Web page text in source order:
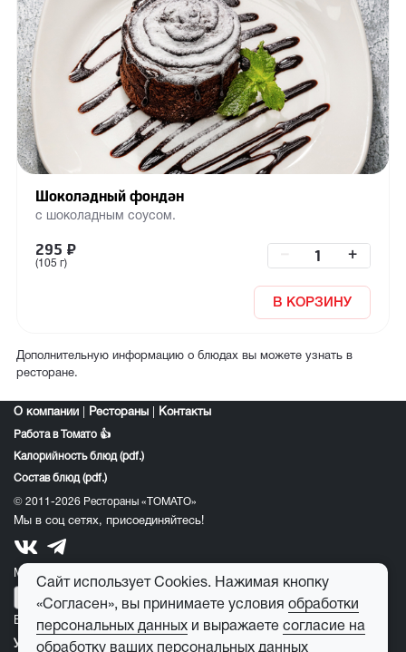
Шоколадный фондан
с шоколадным соусом.
295 ₽
(105 г)
+
В КОРЗИНУ
Дополнительную информацию о блюдах вы можете узнать в
ресторане.
О компании Рестораны Контакты
Работа в Томато 👍
Калорийность блюд (pdf.)
Состав блюд (pdf.)
© 2011-2026 Рестораны «ТОМАТО»
Мы в соц сетях, присоединяйтесь!
Мобильное приложение томато:
E-mail для обратной связи: feedback@tomato-pizza.ru
Условия обработки персональных данных
Сайт использует Cookies. Нажимая кнопку
«Согласен», вы принимаете условия обработки
персональных данных и выражаете согласие на
обработку ваших персональных данных